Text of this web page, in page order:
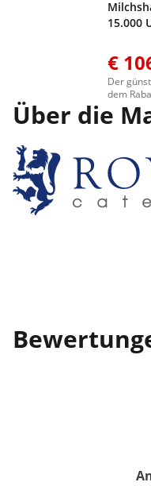
15.000
€
Der
dem
Über die